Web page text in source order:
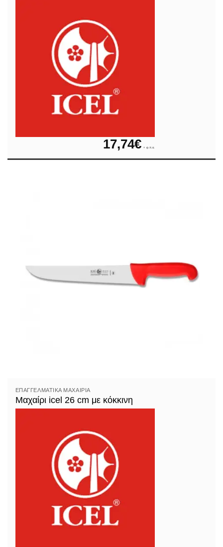
17,74€ + φ.π.α.
ΕΠΑΓΓΕΛΜΑΤΙΚΆ ΜΑΧΑΊΡΙΑ
Μαχαίρι icel 26 cm με κόκκινη